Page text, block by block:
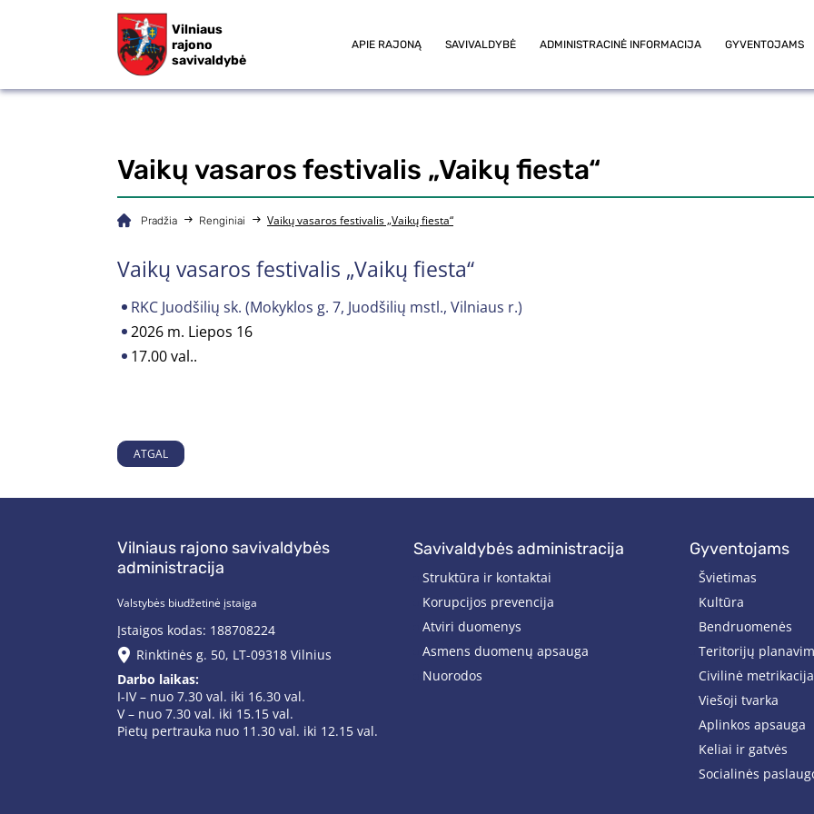
Vilniaus
rajono
savivaldybė
APIE RAJONĄ SAVIVALDYBĖ ADMINISTRACINĖ INFORMACIJA GYVENTOJAMS
Vaikų vasaros festivalis „Vaikų fiesta“
Pradžia Renginiai Vaikų vasaros festivalis „Vaikų fiesta“
Vaikų vasaros festivalis „Vaikų fiesta“
RKC Juodšilių sk. (Mokyklos g. 7, Juodšilių mstl., Vilniaus r.)
2026 m. Liepos 16
17.00 val..
ATGAL
Vilniaus rajono savivaldybės
administracija
Valstybės biudžetinė įstaiga
Įstaigos kodas: 188708224
Rinktinės g. 50, LT-09318 Vilnius
Darbo laikas:
I-IV – nuo 7.30 val. iki 16.30 val.
V – nuo 7.30 val. iki 15.15 val.
Pietų pertrauka nuo 11.30 val. iki 12.15 val.
savivaldybės administracija
Struktūra ir kontaktai
Korupcijos prevencija
Atviri duomenys
Asmens duomenų apsauga
Nuorodos
gyventojams
Švietimas
Kultūra
Bendruomenės
Teritorijų
Civilinė metrikacija
Viešoji tvarka
Aplinkos apsauga
Keliai ir gatvės
Socialinės